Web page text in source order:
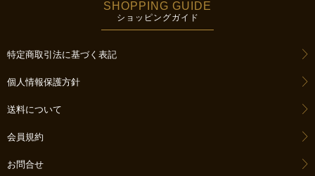
SHOPPING GUIDE
ショッピングガイド
特定商取引法に基づく表記
個人情報保護方針
送料について
会員規約
お問合せ